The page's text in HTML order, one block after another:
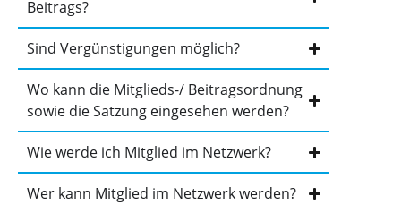
Beitrags?
Sind Vergünstigungen möglich?
Wo kann die Mitglieds-/ Beitragsordnung
sowie die Satzung eingesehen werden?
Wie werde ich Mitglied im Netzwerk?
Wer kann Mitglied im Netzwerk werden?